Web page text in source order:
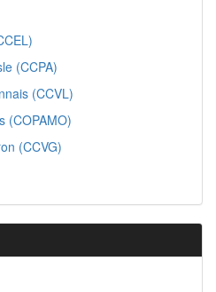
(CCPA)
(CCVL)
(COPAMO)
(CCVG)